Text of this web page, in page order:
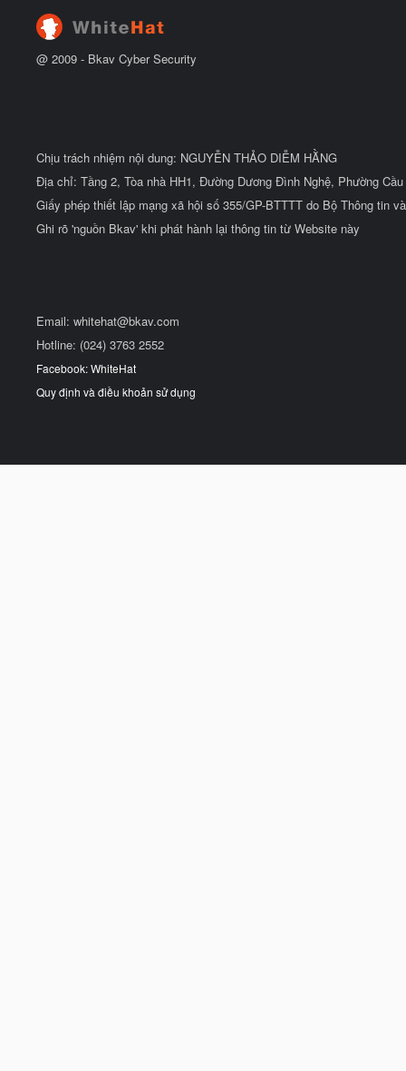
ầ
@ 2009 - Bkav Cyber Security
Chịu trách nhiệm nội dung: NGUYỄN THẢO DIỄM HẰNG
Địa chỉ: Tầng 2, Tòa nhà HH1, Đường Dương Đình Nghệ, Phường
Giấy phép thiết lập mạng xã hội số 355/GP-BTTTT do Bộ Thông tin
Ghi rõ 'nguồn Bkav' khi phát hành lại thông tin từ Website này
Email: whitehat@bkav.com
Hotline: (024) 3763 2552
Facebook: WhiteHat
Quy định và điều khoản sử dụng